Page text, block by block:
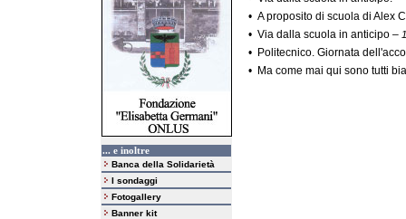
... e inoltre
Banca della Solidarietà
I sondaggi
Fotogallery
Banner kit
• A proposito di scuola di Alex
• Via dalla scuola in anticipo –
• Politecnico. Giornata
• Ma come mai qui sono tutti